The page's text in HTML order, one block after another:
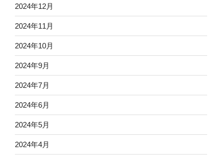
2024年12月
2024年11月
2024年10月
2024年9月
2024年7月
2024年6月
2024年5月
2024年4月